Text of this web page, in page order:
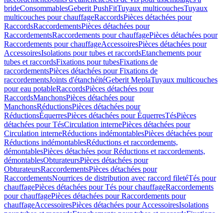
brideConsommablesGeberit PushFitTuyaux multicouchesTuyaux
multicouches pour chauffageRaccordsPièces détachées pour
RaccordsRaccordementsPièces détachées pour
RaccordementsRaccordements pour chauffagePièces détachées pour
Raccordements pour chauffageAccessoiresPièces détachées pour
AccessoiresIsolations pour tubes et raccordsEtanchements pour
tubes et raccordsFixations pour tubesFixations de
raccordementsPièces détachées pour Fixations de
raccordementsJoints d'étanchéitéGeberit MeplaTuyaux multicouches
pour eau potableRaccordsPièces détachées pour
RaccordsManchonsPièces détachées pour
ManchonsRéductionsPièces détachées pour
RéductionsÉquerresPièces détachées pour ÉquerresTésPièces
détachées pour TésCirculation internePièces détachées pour
Circulation interneRéductions indémontablesPièces détachées pour
Réductions indémontablesRéductions et raccordements,
démontablesPièces détachées pour Réductions et raccordements,
démontablesObturateursPièces détachées pour
ObturateursRaccordementsPièces détachées pour
RaccordementsNourrices de distribution avec raccord filetéTés pour
chauffagePièces détachées pour Tés pour chauffageRaccordements
pour chauffagePièces détachées pour Raccordements pour
chauffageAccessoiresPièces détachées pour AccessoiresIsolations